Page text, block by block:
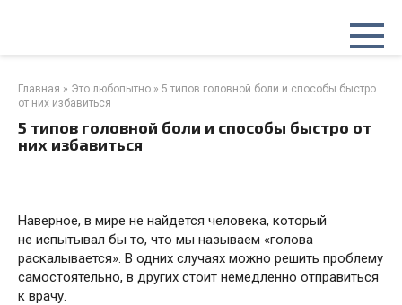
Главная » Это любопытно » 5 типов головной боли и способы быстро
от них избавиться
5 типов головной боли и способы быстро от
них избавиться
Наверное, в мире не найдется человека, который
не испытывал бы то, что мы называем «голова
раскалывается». В одних случаях можно решить проблему
самостоятельно, в других стоит немедленно отправиться
к врачу.